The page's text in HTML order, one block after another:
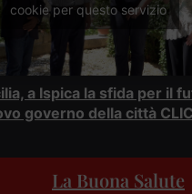
cookie per questo servizio
a Ispica la sfida per il
governo della città
La Buona Salute